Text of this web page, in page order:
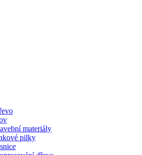
materiály
pilky